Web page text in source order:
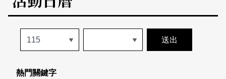
本期專題
歷史專題
活動特區
活動列表
關於我們
熱門關鍵字